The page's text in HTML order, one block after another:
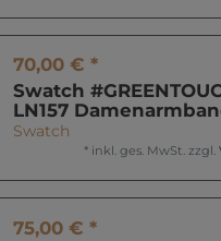
70,00 € *
Swatch
LN157
Swatch
* inkl. ges. MwSt. zzgl.
75,00 € *